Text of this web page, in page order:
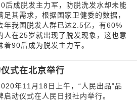
后成脱发主力军，防脱洗发水却未能
足其需求，根据国家卫健委的数据，
年我国脱发人群已达2.5亿，有60%
人在25岁就出现了脱发现象，这也意
着90后成为脱发主力军。
式在北京举行
年11月18日上午，“人民出品”品
启动仪式在人民日报社内举行。